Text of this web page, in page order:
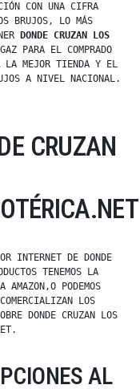
CON UNA CIFRA
BRUJOS, LO MÁS
DONDE CRUZAN LOS
PARA EL COMPRADO
LA MEJOR TIENDA Y EL
A NIVEL NACIONAL.
CRUZAN
INTERNET DE DONDE
TENEMOS LA
AMAZON,O PODEMOS
LOS
DONDE CRUZAN LOS
AL